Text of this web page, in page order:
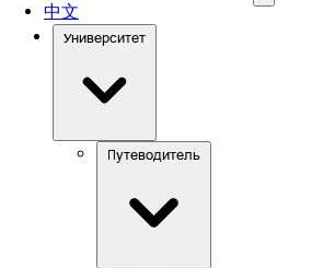
中文
Университет
Путеводитель